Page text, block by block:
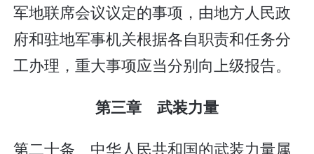
军地联席会议议定的事项，由地方人民政
府和驻地军事机关根据各自职责和任务分
工办理，重大事项应当分别向上级报告。
第三章 武装力量
第二十条 中华人民共和国的武装力量属